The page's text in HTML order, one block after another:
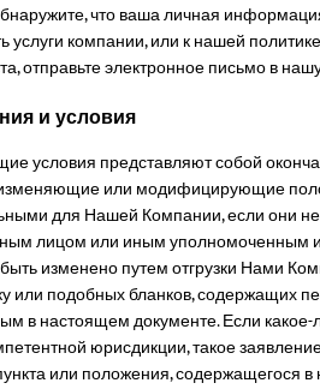
что ваша личная
услуги компании, или к нашей
отправьте электронное письмо в
и условия
условия представляют собой
или модифицирующие
для Нашей Компании, если они
лицом или иным уполномоченным
изменено путем отгрузки Нами
или подобных бланков, содержащих
в настоящем документе. Если
юрисдикции, такое
или положения, содержащегося